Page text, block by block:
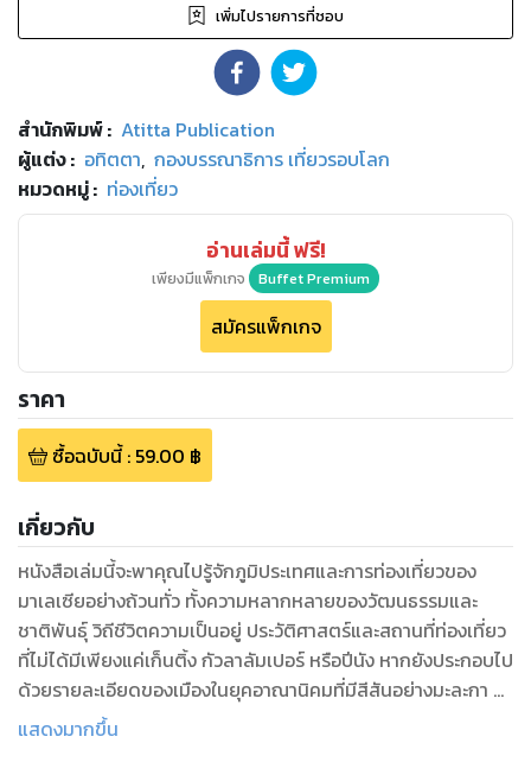
เพิ่มไปรายการที่ชอบ
สำนักพิมพ์: Atitta Publication
ผู้แต่ง : อทิตตา, กองบรรณาธิการ เที่ยวรอบโลก
หมวดหมู่: ท่องเที่ยว
อ่านเล่มนี้ ฟรี!
เพียงมีแพ็กเกจ Buffet Premium
สมัครแพ็กเกจ
ราคา
ซื้อฉบับนี้: 59.00 ฿
เกี่ยวกับ
หนังสือเล่มนี้จะพาคุณไปรู้จักภูมิประเทศและการท่องเที่ยวของ
มาเลเซียอย่างถ้วนทั่ว ทั้งความหลากหลายของวัฒนธรรมและ
ชาติพันธุ์ วิถีชีวิตความเป็นอยู่ ประวัติศาสตร์และสถานที่ท่องเที่ยว
ที่ไม่ได้มีเพียงแค่เก็นติ้ง กัวลาลัมเปอร์ หรือปีนัง หากยังประกอบไป
ด้วยรายละเอียดของเมืองในยุคอาณานิคมที่มีสีสันอย่างมะละกา ซา
บาห์ ซาราวัก ซึ่งยังเป็นดินแดนที่ยังโอบคลุมด้วยธรรมชาติพิสุทธิ์
แสดงมากขึ้น